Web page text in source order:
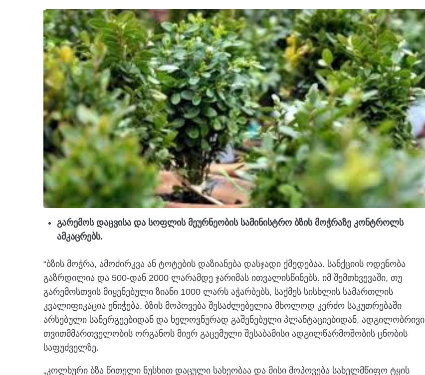
გარემოს დაცვისა და სოფლის მეურნეობის სამინისტრო ბზის მოჭრაზე კონტროლს
ამკაცრებს.
“ბზის მოჭრა, ამოძირკვა ან ტოტების დაზიანება დასჯადი ქმედებაა. სანქციის ოდენობა
გაზრდილია და 500-დან 2000 ლარამდე ჯარიმას ითვალისწინებს. იმ შემთხვევაში, თუ
გარემოსთვის მიყენებული ზიანი 1000 ლარს აჭარბებს, საქმეს სისხლის სამართლის
კვალიფიკაცია ენიჭება. ბზის მოპოვება შესაძლებელია მხოლოდ კერძო საკუთრებაში
არსებული სანერგეებიდან და ხელოვნურად გაშენებული პლანტაციებიდან, ადგილობრივი
თვითმმართველობის ორგანოს მიერ გაცემული შესაბამისი ადგილწარმოშობის ცნობის
საფუძველზე.
„კოლხური ბზა წითელი ნუსხით დაცული სახეობაა და მისი მოპოვება სახელმწიფო ტყის